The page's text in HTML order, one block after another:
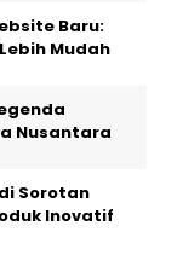
Baru:
Mudah
Nusantara
Sorotan
Inovatif